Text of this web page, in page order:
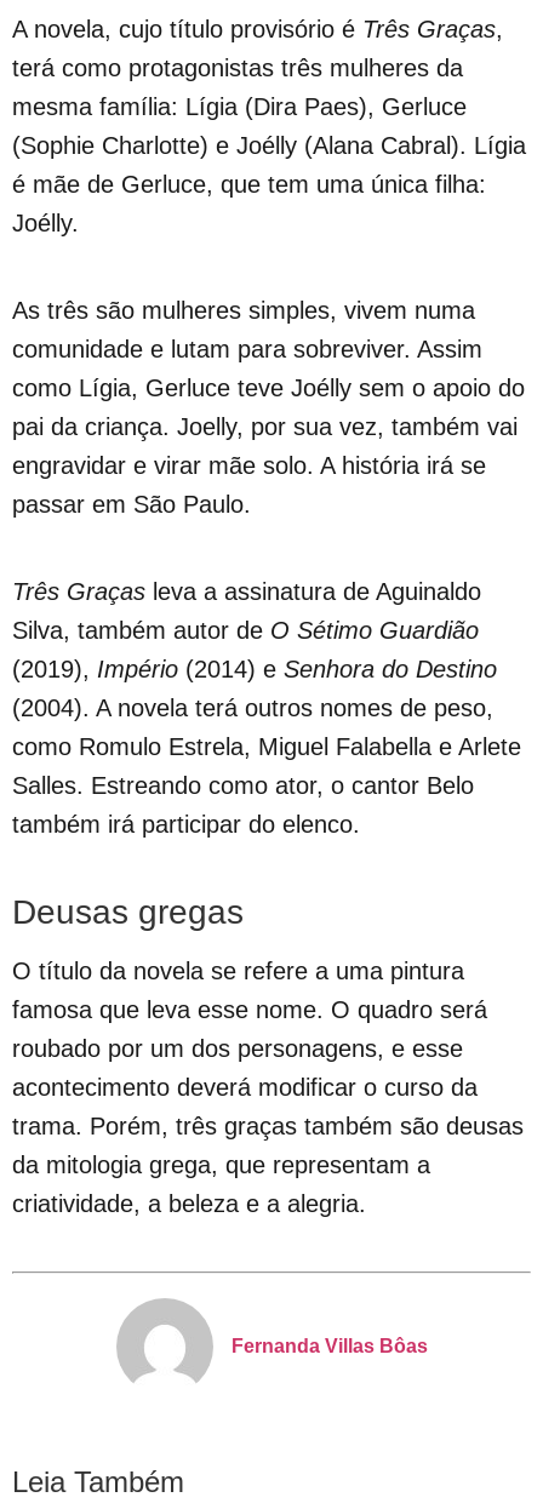
A novela, cujo título provisório é Três Graças,
terá como protagonistas três mulheres da
mesma família: Lígia (Dira Paes), Gerluce
(Sophie Charlotte) e Joélly (Alana Cabral). Lígia
é mãe de Gerluce, que tem uma única filha:
Joélly.
As três são mulheres simples, vivem numa
comunidade e lutam para sobreviver. Assim
como Lígia, Gerluce teve Joélly sem o apoio do
pai da criança. Joelly, por sua vez, também vai
engravidar e virar mãe solo. A história irá se
passar em São Paulo.
Três Graças leva a assinatura de Aguinaldo
Silva, também autor de O Sétimo Guardião
(2019), Império (2014) e Senhora do Destino
(2004). A novela terá outros nomes de peso,
como Romulo Estrela, Miguel Falabella e Arlete
Salles. Estreando como ator, o cantor Belo
também irá participar do elenco.
Deusas gregas
O título da novela se refere a uma pintura
famosa que leva esse nome. O quadro será
roubado por um dos personagens, e esse
acontecimento deverá modificar o curso da
trama. Porém, três graças também são deusas
da mitologia grega, que representam a
criatividade, a beleza e a alegria.
Fernanda Villas Bôas
Leia Também